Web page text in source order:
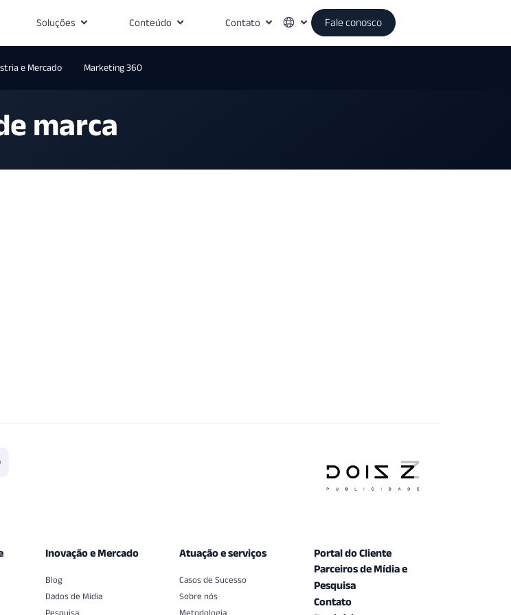
Soluções Conteúdo Contato Fale conosco
e Mercado Marketing 360
marca
Inovação e Mercado
Blog
Dados de Mídia
Pesquisa
Atuação e serviços
Casos de Sucesso
Sobre nós
Metodologia
Portal do Cliente
Parceiros de Mídia e
Pesquisa
Contato